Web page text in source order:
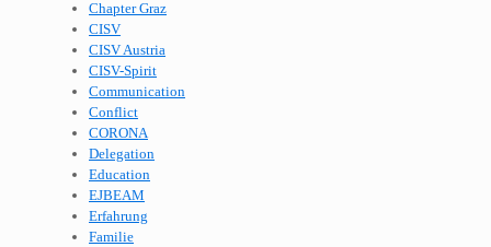
Chapter Graz
CISV
CISV Austria
CISV-Spirit
Communication
Conflict
CORONA
Delegation
Education
EJBEAM
Erfahrung
Familie